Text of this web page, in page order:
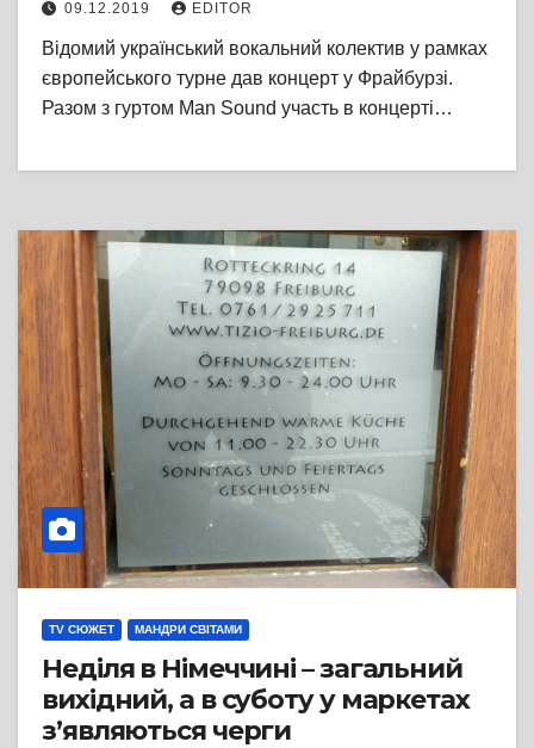
09.12.2019 EDITOR
Відомий український вокальний колектив у рамках
європейського турне дав концерт у Фрайбурзі.
Разом з гуртом Man Sound участь в концерті…
TV СЮЖЕТ МАНДРИ СВІТАМИ
Неділя в Німеччині – загальний
вихідний, а в суботу у маркетах
з’являються черги